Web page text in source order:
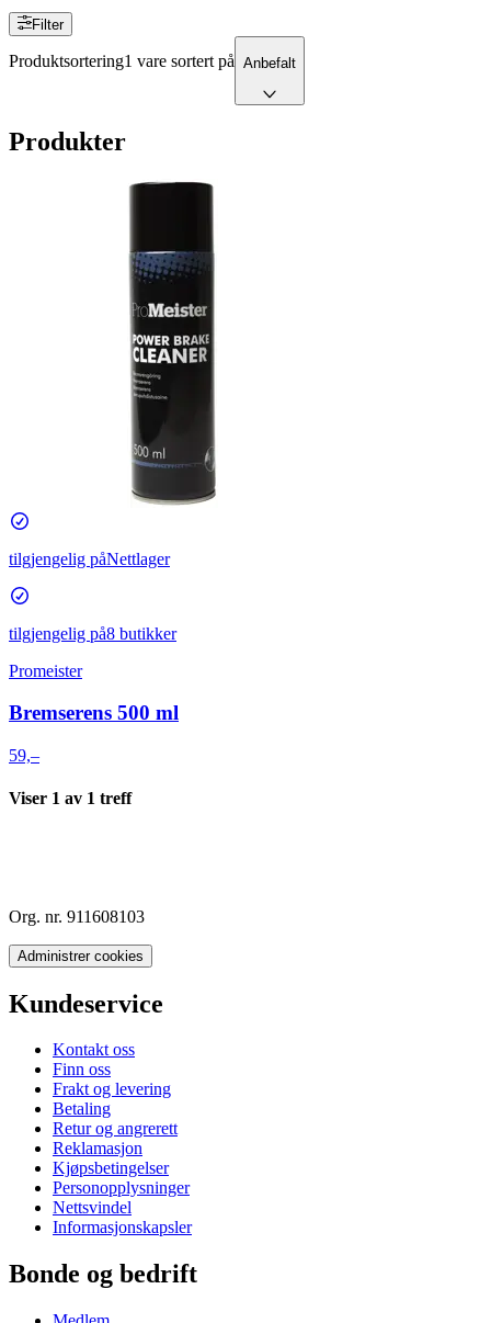
Filter
Produktsortering1 vare sortert på Anbefalt
Produkter
tilgjengelig påNettlager
tilgjengelig på8 butikker
Promeister
Bremserens 500 ml
59,–
Viser 1 av 1 treff
Org. nr. 911608103
Administrer cookies
Kundeservice
Kontakt oss
Finn oss
Frakt og levering
Betaling
Retur og angrerett
Reklamasjon
Kjøpsbetingelser
Personopplysninger
Nettsvindel
Informasjonskapsler
Bonde og bedrift